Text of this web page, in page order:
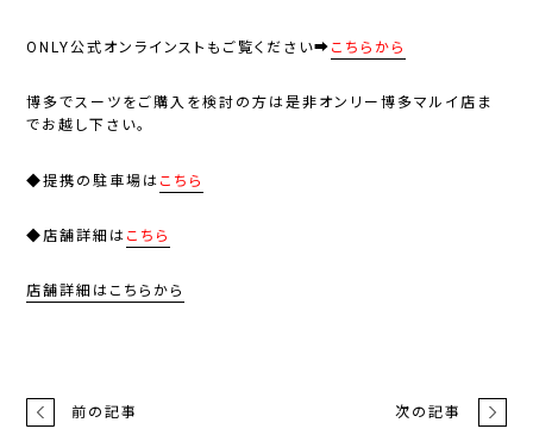
ONLY公式オンラインスト もご覧ください➡ こちらから
博多でスーツをご購入を検討の方は是非オンリー博多マルイ店ま
でお越し下さい。
◆提携の駐車場は こちら
◆店舗詳細は こちら
店舗詳細はこちらから
前の記事 次の記事